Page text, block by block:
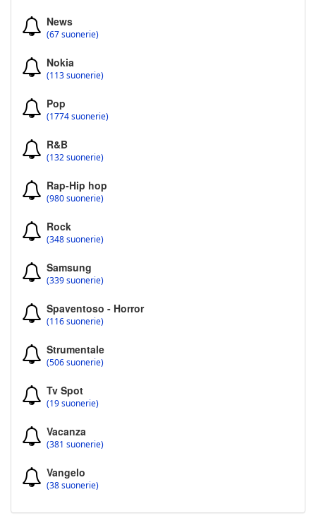
News
(67 suonerie)
Nokia
(113 suonerie)
Pop
(1774 suonerie)
R&B
(132 suonerie)
Rap-Hip hop
(980 suonerie)
Rock
(348 suonerie)
Samsung
(339 suonerie)
Spaventoso - Horror
(116 suonerie)
Strumentale
(506 suonerie)
Tv Spot
(19 suonerie)
Vacanza
(381 suonerie)
Vangelo
(38 suonerie)